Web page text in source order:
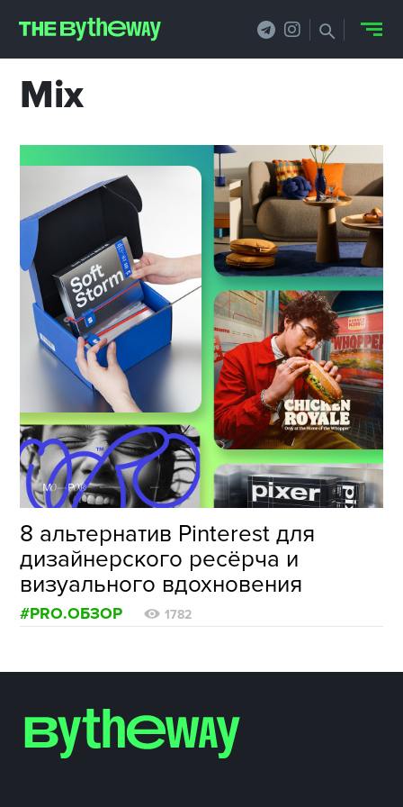
Mix
8 альтернатив Pinterest для
дизайнерского ресёрча и
визуального вдохновения
#PRO.ОБЗОР 1782
PRO.ОБЗОР
КЕЙСЫ
ФИЛОСОФИЯ
КРЕАТИВА
БИЗНЕС И
ТЕХНОЛОГИИ
ФЕСТИВАЛИ
ФОТОГРАФИЯ
ТИПОГРАФИКА
ИСТОРИИ БРЕНДОВ
О ПРОЕКТЕ
РЕКЛАМА
КОНТАКТЫ